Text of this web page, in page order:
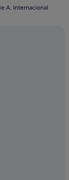
A. Internacional